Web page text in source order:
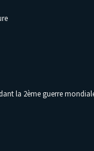
la 2ème guerre